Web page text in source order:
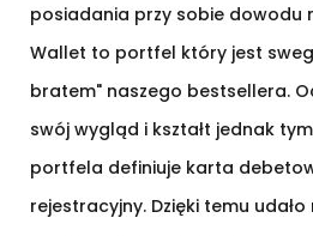
posiadania przy sobie dowodu
Wallet to portfel który jest
bratem" naszego bestsellera.
swój wygląd i kształt jednak
portfela definiuje karta
rejestracyjny. Dzięki temu